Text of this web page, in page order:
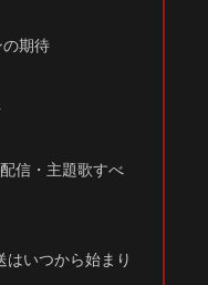
期待
信・主題歌すべ
はいつから始まり